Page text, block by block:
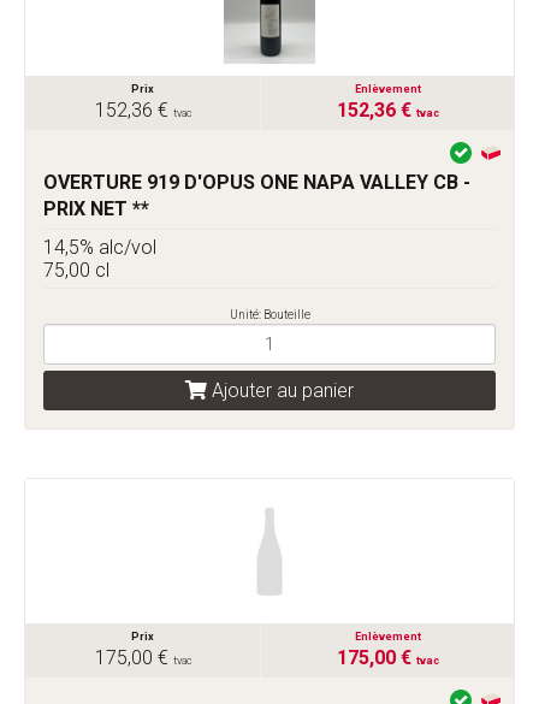
Prix
152,36 € tvac
Enlèvement
152,36 € tvac
OVERTURE 919 D'OPUS ONE NAPA VALLEY CB -
PRIX NET **
14,5% alc/vol
75,00 cl
Unité: Bouteille
Ajouter au panier
Prix
175,00 € tvac
Enlèvement
175,00 € tvac